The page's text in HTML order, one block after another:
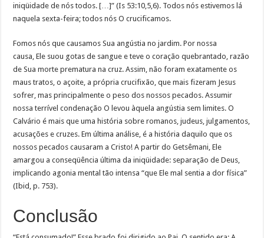
iniqüidade de nós todos. […]” (Is 53:10,5,6). Todos nós estivemos lá
naquela sexta-feira; todos nós O crucificamos.
Fomos nós que causamos Sua angústia no jardim. Por nossa
causa, Ele suou gotas de sangue e teve o coração quebrantado, razão
de Sua morte prematura na cruz. Assim, não foram exatamente os
maus tratos, o açoite, a própria crucifixão, que mais fizeram Jesus
sofrer, mas principalmente o peso dos nossos pecados. Assumir
nossa terrível condenação O levou àquela angústia sem limites. O
Calvário é mais que uma história sobre romanos, judeus, julgamentos,
acusações e cruzes. Em última análise, é a história daquilo que os
nossos pecados causaram a Cristo! A partir do Getsêmani, Ele
amargou a conseqüência última da iniqüidade: separação de Deus,
implicando agonia mental tão intensa “que Ele mal sentia a dor física”
(Ibid, p. 753).
Conclusão